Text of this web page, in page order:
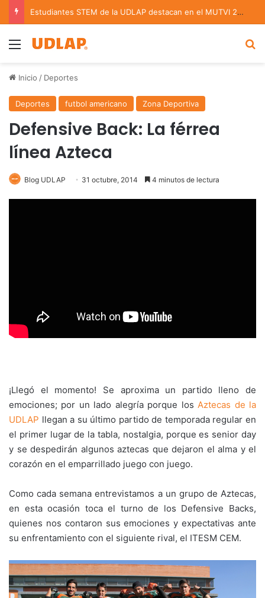
Estudiantes STEM de la UDLAP destacan en el MUTVI 2026
Menu
Inicio / Deportes
Deportes futbol americano Zona Deportiva
Defensive Back: La férrea
línea Azteca
Blog UDLAP 31 octubre, 2014 4 minutos de lectura
¡Llegó el momento! Se aproxima un partido lleno de
emociones; por un lado alegría porque losAztecas de la
UDLAP llegan a su último partido de temporada regular en
el primer lugar de la tabla, nostalgia, porque es senior day
y se despedirán algunos aztecas que dejaron el alma y el
corazón en el emparrillado juego con juego.
Como cada semana entrevistamos a un grupo de Aztecas,
en esta ocasión toca el turno de los Defensive Backs,
quienes nos contaron sus emociones y expectativas ante
su enfrentamiento con el siguiente rival, el ITESM CEM.